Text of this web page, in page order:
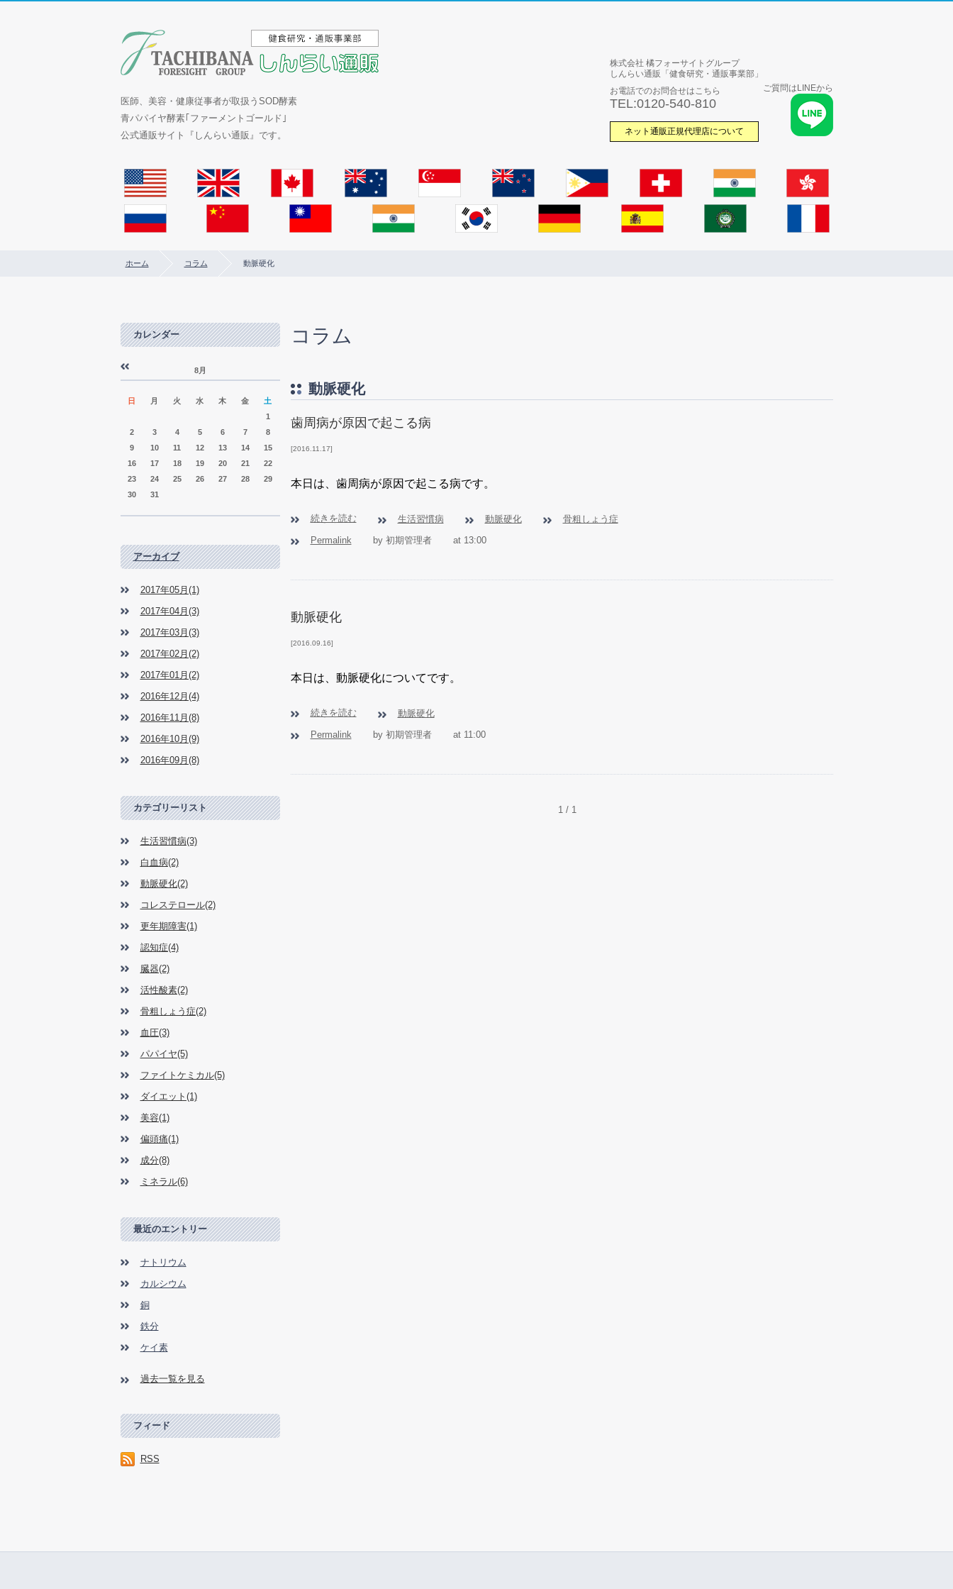
医師、美容・健康従事者が取扱うSOD酵素
青パパイヤ酵素｢ファーメントゴールド｣
公式通販サイト『しんらい通販』です。
株式会社 橘フォーサイトグループ
しんらい通販「健食研究・通販事業部」
お電話でのお問合せはこちら
TEL:0120-540-810
ネット通販正規代理店について
ご質問はLINEから
ホーム コラム 動脈硬化
コラム
動脈硬化
2016.11.17
歯周病が原因で起こる病
本日は、歯周病が原因で起こる病です。
続きを読む 生活習慣病 動脈硬化
骨粗しょう症
Permalink
by 初期管理者 at 13:00
2016.09.16
動脈硬化
本日は、動脈硬化についてです。
続きを読む
動脈硬化
Permalink
by 初期管理者 at 11:00
1 / 1
カレンダー
«
8月
»
日 月 火 水 木 金
土
1
2
3 4 5 6 7
8
9
10 11 12 13 14
15
16
17 18 19 20 21
22
23
24 25 26 27 28
29
30
31
アーカイブ
2017年05月(1)
2017年04月(3)
2017年03月(3)
2017年02月(2)
2017年01月(2)
2016年12月(4)
2016年11月(8)
2016年10月(9)
2016年09月(8)
カテゴリーリスト
生活習慣病(3)
白血病(2)
動脈硬化(2)
コレステロール(2)
更年期障害(1)
認知症(4)
臓器(2)
活性酸素(2)
骨粗しょう症(2)
血圧(3)
パパイヤ(5)
ファイトケミカル(5)
ダイエット(1)
美容(1)
偏頭痛(1)
成分(8)
ミネラル(6)
最近のエントリー
ナトリウム
カルシウム
銅
鉄分
ケイ素
過去一覧を見る
フィード
RSS